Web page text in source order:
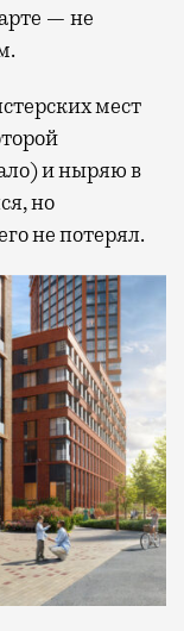
— не
мест
и ныряю в
но
не потерял.